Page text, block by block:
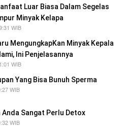
Luar Biasa Dalam Segelas
Minyak Kelapa
WIB
MengungkapKan Minyak Kepala
Ini Penjelasannya
WIB
Yang Bisa Bunuh Sperma
WIB
Anda Sangat Perlu Detox
WIB